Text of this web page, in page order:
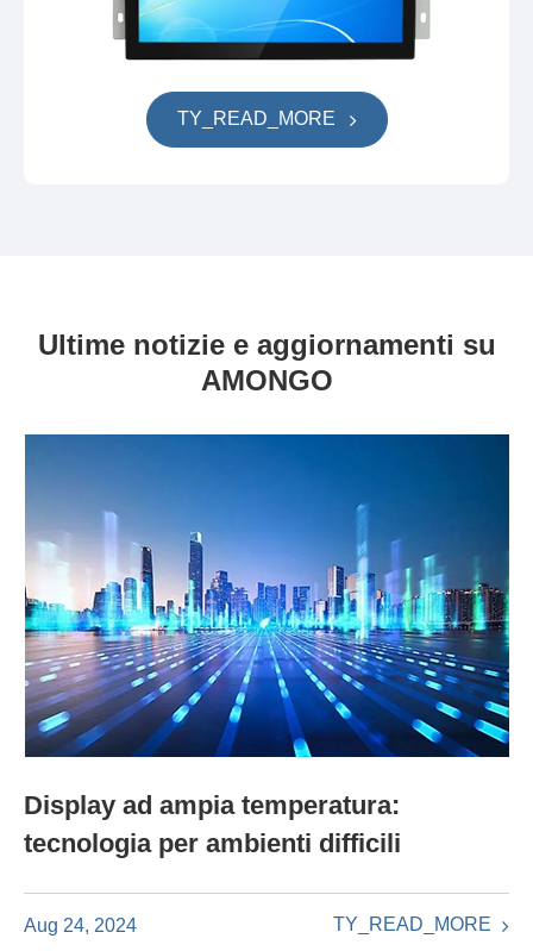
TY_READ_MORE
Ultime notizie e aggiornamenti su
AMONGO
Display ad ampia temperatura:
tecnologia per ambienti difficili
Aug 24, 2024 TY_READ_MORE